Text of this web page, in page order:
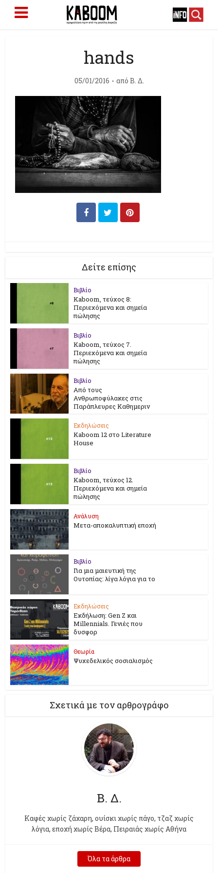
hands
05/01/2016 από Β. Δ.
Δείτε επίσης
Βιβλίο
Kaboom, τεύχος 8:
Περιεχόμενα και σημεία
πώλησης
Βιβλίο
Kaboom, τεύχος 7.
Περιεχόμενα και σημεία
πώλησης
Βιβλίο
Από τους
Ανθρωποφύλακες στις
Παράπλευρες Καθημεριν
Εκδηλώσεις
Kaboom 12 στο Literature
House
Βιβλίο
Kaboom, τεύχος 12.
Περιεχόμενα και σημεία
πώλησης
Ανάλυση
Μετα-αποκαλυπτική εποχή
Βιβλίο
Για μια μαιευτική της
Ουτοπίας: λίγα λόγια για το
Εκδηλώσεις
Εκδήλωση: Gen Z και
Millennials. Γενιές που
δυσφορ
Θεωρία
Ψυχεδελικός σοσιαλισμός
Σχετικά με τον αρθρογράφο
Β. Δ.
Kαφές χωρίς ζάχαρη, ουίσκι χωρίς πάγο, τζαζ χωρίς
λόγια, εποχή χωρίς Βέρα, Πειραιάς χωρίς Αθήνα
Όλα τα άρθρα